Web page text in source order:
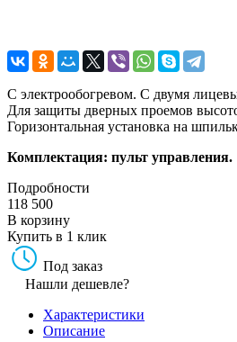
С электрообогревом. С двумя
Для защиты дверных проемов
Горизонтальная установка на
Комплектация: пульт управления.
Подробности
118 500
В корзину
Купить в 1 клик
Под заказ
Нашли дешевле?
Характеристики
Описание